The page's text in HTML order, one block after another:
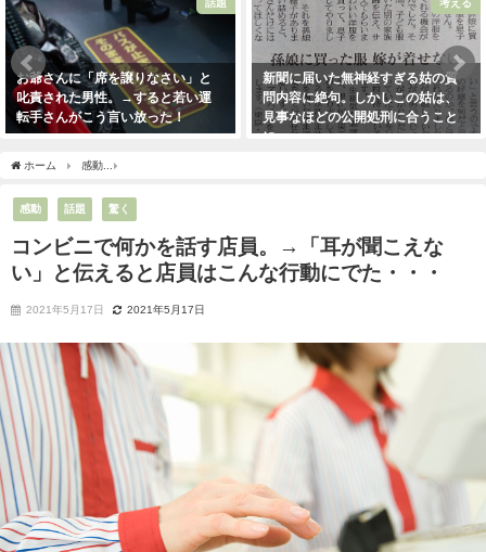
話題
お爺さんに「席を譲りなさい」と
叱責された男性。→すると若い運
転手さんがこう言い放った！
考える
新聞に届いた無神経すぎる姑の質
問内容に絶句。しかしこの姑は、
見事なほどの公開処刑に合うこと
に・・・
ホーム 感動
感動 話題 驚く
コンビニで何かを話す店員。→「耳が聞こえな
い」と伝えると店員はこんな行動にでた・・・
2021年5月17日 2021年5月17日